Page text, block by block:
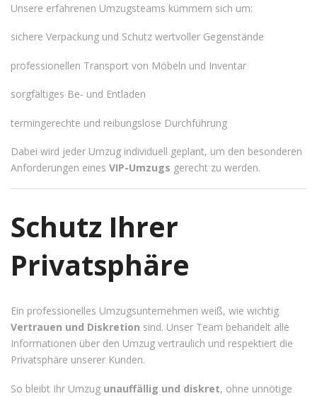
Unsere erfahrenen Umzugsteams kümmern sich um:
sichere Verpackung und Schutz wertvoller Gegenstände
professionellen Transport von Möbeln und Inventar
sorgfältiges Be- und Entladen
termingerechte und reibungslose Durchführung
Dabei wird jeder Umzug individuell geplant, um den besonderen
Anforderungen eines VIP-Umzugs gerecht zu werden.
Schutz Ihrer
Privatsphäre
Ein professionelles Umzugsunternehmen weiß, wie wichtig
Vertrauen und Diskretion sind. Unser Team behandelt alle
Informationen über den Umzug vertraulich und respektiert die
Privatsphäre unserer Kunden.
So bleibt Ihr Umzug unauffällig und diskret, ohne unnötige